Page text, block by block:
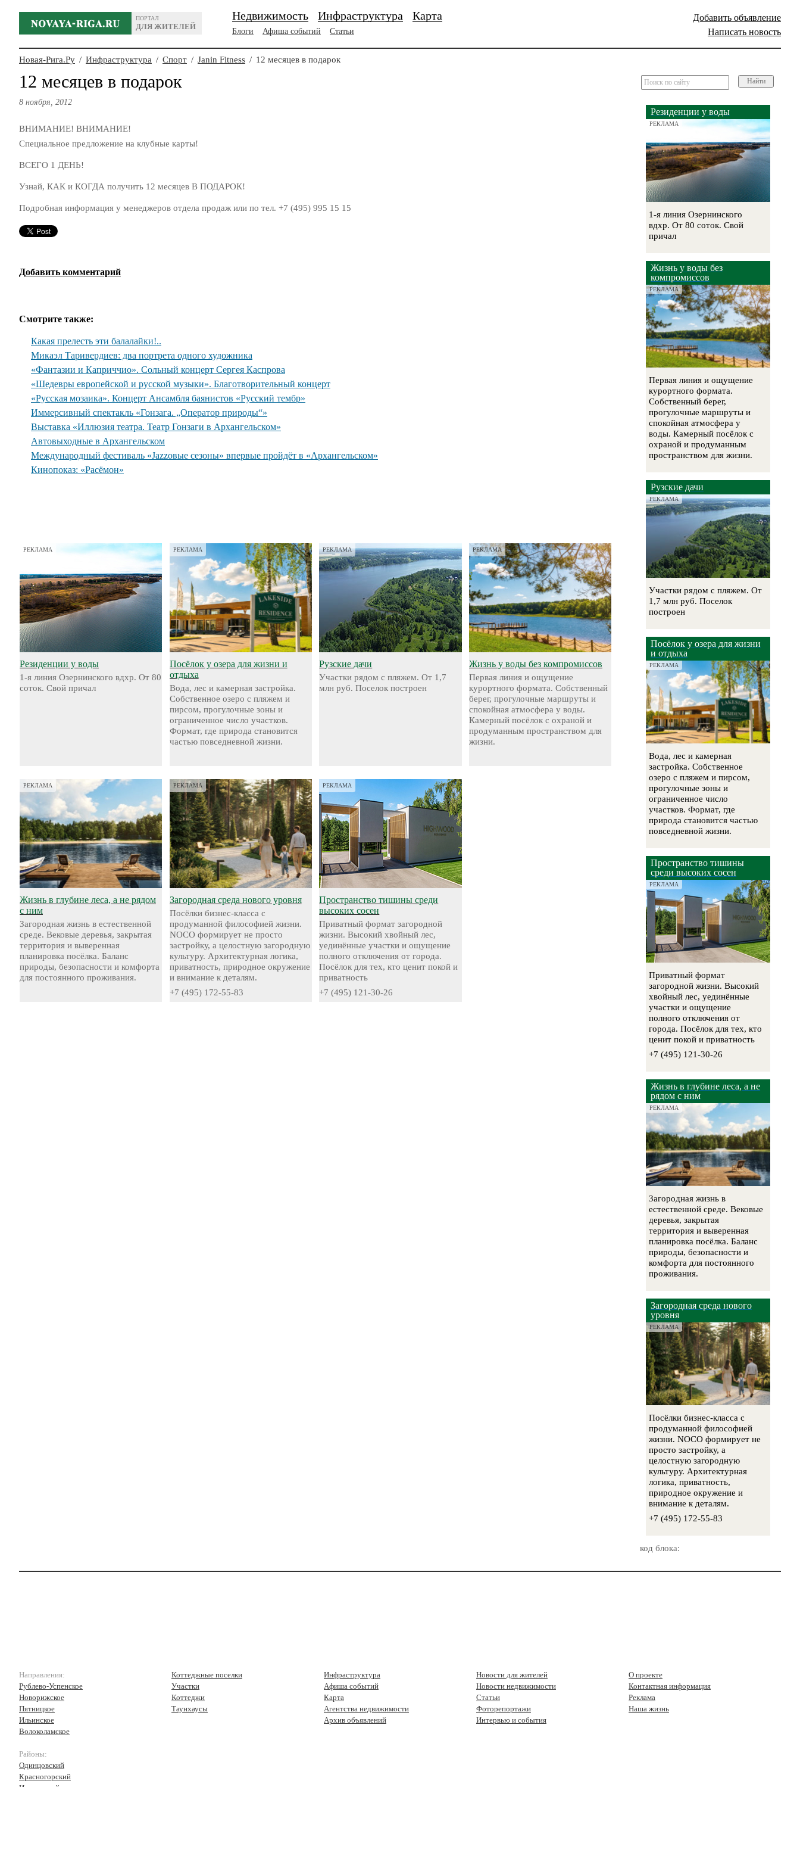
ПОРТАЛ
ДЛЯ ЖИТЕЛЕЙ
Добавить объявление
Написать новость
Недвижимость Инфраструктура Карта
Блоги Афиша событий Статьи
Новая-Рига.Ру / Инфраструктура / Спорт / Janin Fitness / 12 месяцев в подарок
12 месяцев в подарок
8 ноября, 2012
ВНИМАНИЕ! ВНИМАНИЕ!
Специальное предложение на клубные карты!
ВСЕГО 1 ДЕНЬ!
Узнай, КАК и КОГДА получить 12 месяцев В ПОДАРОК!
Подробная информация у менеджеров отдела продаж или по тел. +7 (495) 995 15 15
Добавить комментарий
Смотрите также:
Какая прелесть эти балалайки!..
Микаэл Таривердиев: два портрета одного художника
«Фантазии и Каприччио». Сольный концерт Сергея Каспрова
«Шедевры европейской и русской музыки». Благотворительный концерт
«Русская мозаика». Концерт Ансамбля баянистов «Русский тембр»
Иммерсивный спектакль «Гонзага. „Оператор природы“»
Выставка «Иллюзия театра. Театр Гонзаги в Архангельском»
Автовыходные в Архангельском
Международный фестиваль «Jazzовые сезоны» впервые пройдёт в «Архангельском»
Кинопоказ: «Расёмон»
РЕКЛАМА
Резиденции у воды
1-я линия Озернинского вдхр. От 80
соток. Свой причал
РЕКЛАМА
Посёлок у озера для жизни и
отдыха
Вода, лес и камерная застройка.
Собственное озеро с пляжем и
пирсом, прогулочные зоны и
ограниченное число участков.
Формат, где природа становится
частью повседневной жизни.
РЕКЛАМА
Рузские дачи
Участки рядом с пляжем. От 1,7
млн руб. Поселок построен
РЕКЛАМА
Жизнь у воды без компромиссов
Первая линия и ощущение
курортного формата. Собственный
берег, прогулочные маршруты и
спокойная атмосфера у воды.
Камерный посёлок с охраной и
продуманным пространством для
жизни.
РЕКЛАМА
Жизнь в глубине леса, а не рядом
с ним
Загородная жизнь в естественной
среде. Вековые деревья, закрытая
территория и выверенная
планировка посёлка. Баланс
природы, безопасности и комфорта
для постоянного проживания.
РЕКЛАМА
Загородная среда нового уровня
Посёлки бизнес-класса с
продуманной философией жизни.
NOCO формирует не просто
застройку, а целостную загородную
культуру. Архитектурная логика,
приватность, природное окружение
и внимание к деталям.
+7 (495) 172-55-83
РЕКЛАМА
Пространство тишины среди
высоких сосен
Приватный формат загородной
жизни. Высокий хвойный лес,
уединённые участки и ощущение
полного отключения от города.
Посёлок для тех, кто ценит покой и
приватность
+7 (495) 121-30-26
Найти
Резиденции у воды
РЕКЛАМА
1-я линия Озернинского
вдхр. От 80 соток. Свой
причал
Жизнь у воды без
компромиссов
РЕКЛАМА
Первая линия и ощущение
курортного формата.
Собственный берег,
прогулочные маршруты и
спокойная атмосфера у
воды. Камерный посёлок с
охраной и продуманным
пространством для жизни.
Рузские дачи
РЕКЛАМА
Участки рядом с пляжем. От
1,7 млн руб. Поселок
построен
Посёлок у озера для жизни
и отдыха
РЕКЛАМА
Вода, лес и камерная
застройка. Собственное
озеро с пляжем и пирсом,
прогулочные зоны и
ограниченное число
участков. Формат, где
природа становится частью
повседневной жизни.
Пространство тишины
среди высоких сосен
РЕКЛАМА
Приватный формат
загородной жизни. Высокий
хвойный лес, уединённые
участки и ощущение
полного отключения от
города. Посёлок для тех, кто
ценит покой и приватность
+7 (495) 121-30-26
Жизнь в глубине леса, а не
рядом с ним
РЕКЛАМА
Загородная жизнь в
естественной среде. Вековые
деревья, закрытая
территория и выверенная
планировка посёлка. Баланс
природы, безопасности и
комфорта для постоянного
проживания.
Загородная среда нового
уровня
РЕКЛАМА
Посёлки бизнес-класса с
продуманной философией
жизни. NOCO формирует не
просто застройку, а
целостную загородную
культуру. Архитектурная
логика, приватность,
природное окружение и
внимание к деталям.
+7 (495) 172-55-83
код блока:
Направления:
Рублево-Успенское
Новорижское
Пятницкое
Ильинское
Волоколамское
Районы:
Одинцовский
Красногорский
Истринский
Коттеджные поселки
Участки
Коттеджи
Таунхаусы
Инфраструктура
Афиша событий
Карта
Агентства недвижимости
Архив объявлений
Новости для жителей
Новости недвижимости
Статьи
Фоторепортажи
Интервью и события
О проекте
Контактная информация
Реклама
Наша жизнь